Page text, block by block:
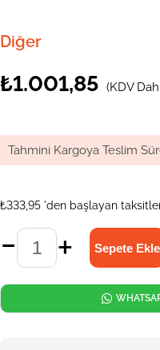
Diğer
₺1.001,85 (KDV
Tahmini Kargoya Teslim
₺333,95 'den başlayan